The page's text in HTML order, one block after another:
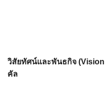
วิสัยทัศน์และพันธกิจ
คัล